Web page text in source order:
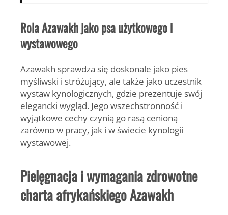
Rola Azawakh jako psa użytkowego i
wystawowego
Azawakh sprawdza się doskonale jako pies
myśliwski i stróżujący, ale także jako uczestnik
wystaw kynologicznych, gdzie prezentuje swój
elegancki wygląd. Jego wszechstronność i
wyjątkowe cechy czynią go rasą cenioną
zarówno w pracy, jak i w świecie kynologii
wystawowej.
Pielęgnacja i wymagania zdrowotne
charta afrykańskiego Azawakh